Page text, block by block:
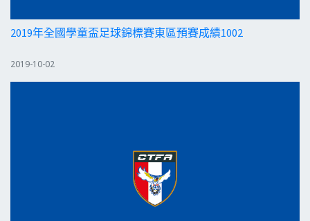
2019年全國學童盃足球錦標賽東區預賽成績1002
2019-10-02